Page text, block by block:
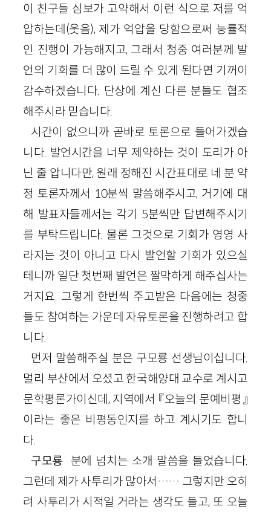
이 친구들 심보가 고약해서 이런 식으로 저를 억
압하는데(웃음), 제가 억압을 당함으로써 능률적
인 진행이 가능해지고, 그래서 청중 여러분께 발
언의 기회를 더 많이 드릴 수 있게 된다면 기꺼이
감수하겠습니다. 단상에 계신 다른 분들도 협조
해주시라 믿습니다.
시간이 없으니까 곧바로 토론으로 들어가겠습
니다. 발언시간을 너무 제약하는 것이 도리가 아
닌 줄 압니다만, 원래 정해진 시간표대로 네 분 약
정 토론자께서 10분씩 말씀해주시고, 거기에 대
해 발표자들께서는 각기 5분씩만 답변해주시기
를 부탁드립니다. 물론 그것으로 기회가 영영 사
라지는 것이 아니고 다시 발언할 기회가 있으실
테니까 일단 첫번째 발언은 짤막하게 해주십사는
거지요. 그렇게 한번씩 주고받은 다음에는 청중
들도 참여하는 가운데 자유토론을 진행하려고 합
니다.
먼저 말씀해주실 분은 구모룡 선생님이십니다.
멀리 부산에서 오셨고 한국해양대 교수로 계시고
문학평론가이신데, 지역에서 『오늘의 문예비평』
이라는 좋은 비평동인지를 하고 계시기도 합니
다.
구모룡 분에 넘치는 소개 말씀을 들었습니다.
그런데 제가 사투리가 많아서…… 그렇지만 오히
려 사투리가 시적일 거라는 생각도 들고, 또 오늘